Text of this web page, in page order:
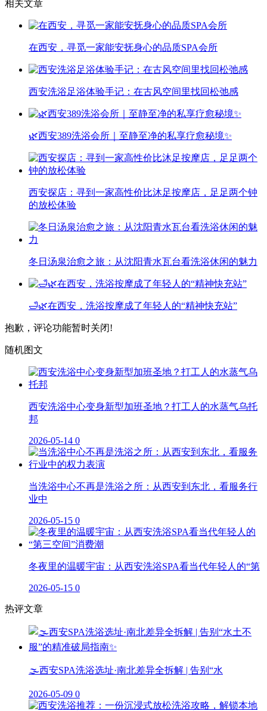
相关文章
在西安，寻觅一家能安抚身心的品质SPA会所
西安洗浴足浴体验手记：在古风空间里找回松弛感
🌿西安389洗浴会所｜至静至净的私享疗愈秘境✨
西安探店：寻到一家高性价比沐足按摩店，足足两个钟
的放松体验
冬日汤泉治愈之旅：从沈阳青水瓦台看洗浴休闲的魅力
🛁🌿在西安，洗浴按摩成了年轻人的“精神快充站”
抱歉，评论功能暂时关闭!
随机图文
西安洗浴中心变身新型加班圣地？打工人的水蒸气乌托
邦
2026-05-14 0
当洗浴中心不再是洗浴之所：从西安到东北，看服务行
业中
2026-05-15 0
冬夜里的温暖宇宙：从西安洗浴SPA看当代年轻人的“第
2026-05-15 0
热评文章
🌫️西安SPA洗浴选址·南北差异全拆解 | 告别“水
2026-05-09 0